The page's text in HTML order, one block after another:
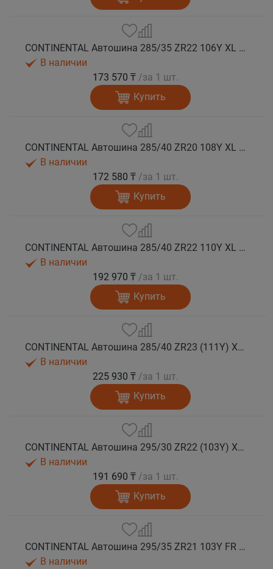
CONTINENTAL Автошина 285/35 ZR22 106Y XL FR SportContact 7 лето
В наличии
173 570 ₸ /за 1 шт.
Купить
CONTINENTAL Автошина 285/40 ZR20 108Y XL FR SportContact 7 лето
В наличии
172 580 ₸ /за 1 шт.
Купить
CONTINENTAL Автошина 285/40 ZR22 110Y XL FR SportContact 7 NC0 лето
В наличии
192 970 ₸ /за 1 шт.
Купить
CONTINENTAL Автошина 285/40 ZR23 (111Y) XL FR SportContact 7 лето
В наличии
225 930 ₸ /за 1 шт.
Купить
CONTINENTAL Автошина 295/30 ZR22 (103Y) XL FR SportContact 7 лето
В наличии
191 690 ₸ /за 1 шт.
Купить
CONTINENTAL Автошина 295/35 ZR21 103Y FR SportContact 7 MGT лето
В наличии